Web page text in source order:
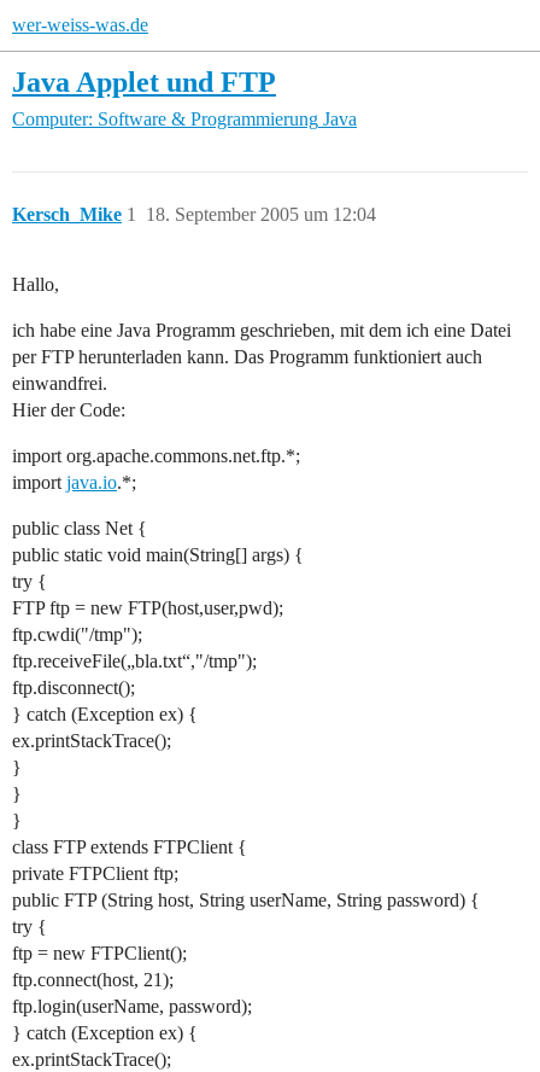
wer-weiss-was.de
Java Applet und FTP
Computer: Software & Programmierung Java
Kersch_Mike 18. September 2005 um 12:04
1
Hallo,
ich habe eine Java Programm geschrieben, mit dem ich eine Datei
per FTP herunterladen kann. Das Programm funktioniert auch
einwandfrei.
Hier der Code:
import org.apache.commons.net.ftp.*;
import java.io.*;
public class Net {
public static void main(String[] args) {
try {
FTP ftp = new FTP(host,user,pwd);
ftp.cwdi("/tmp");
ftp.receiveFile(„bla.txt“,"/tmp");
ftp.disconnect();
} catch (Exception ex) {
ex.printStackTrace();
}
}
}
class FTP extends FTPClient {
private FTPClient ftp;
public FTP (String host, String userName, String password) {
try {
ftp = new FTPClient();
ftp.connect(host, 21);
ftp.login(userName, password);
} catch (Exception ex) {
ex.printStackTrace();